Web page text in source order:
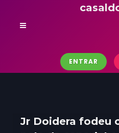
ENTRAR
Jr Doidera fodeu